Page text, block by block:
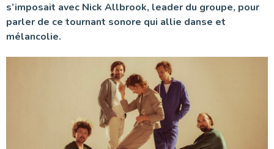
s’imposait avec Nick Allbrook, leader du groupe, pour
parler de ce tournant sonore qui allie danse et
mélancolie.